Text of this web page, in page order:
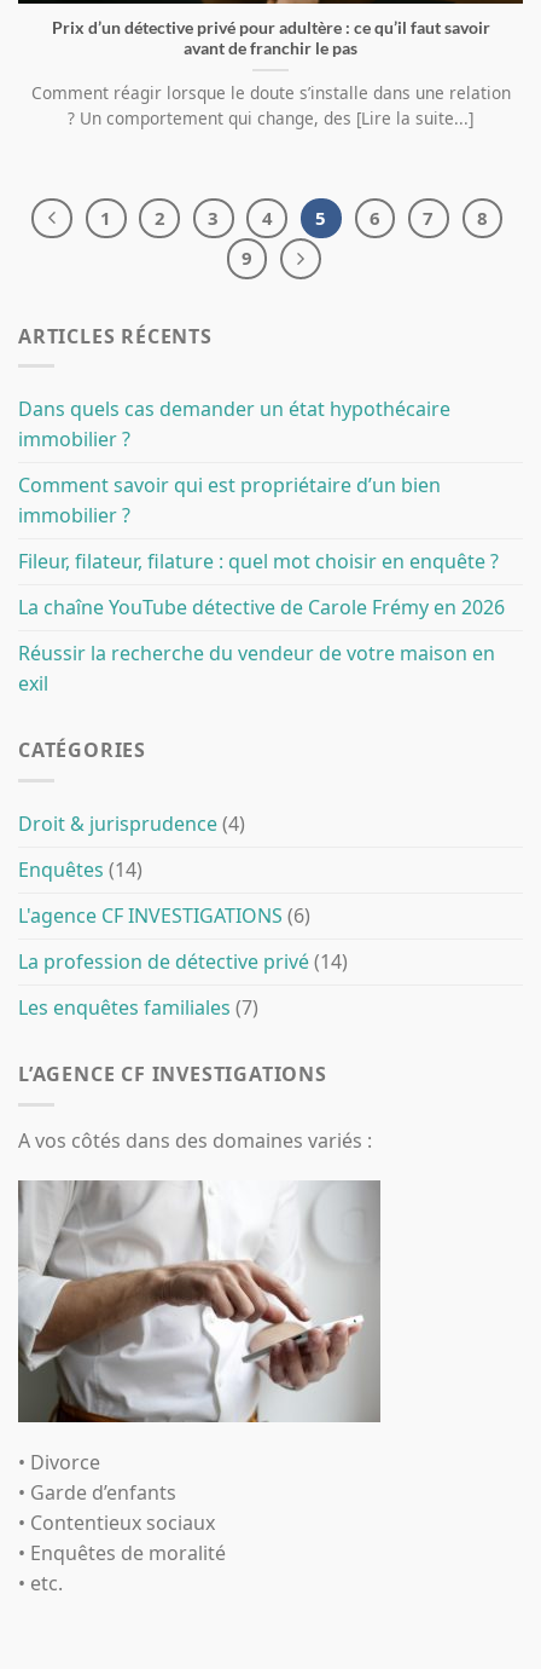
Prix d’un détective privé pour adultère : ce qu’il faut savoir
avant de franchir le pas
Comment réagir lorsque le doute s’installe dans une relation
? Un comportement qui change, des [Lire la suite...]
1 2 3 4 5 6 7
8
9
ARTICLES RÉCENTS
Dans quels cas demander un état hypothécaire
immobilier ?
Comment savoir qui est propriétaire d’un bien
immobilier ?
Fileur, filateur, filature : quel mot choisir en enquête ?
La chaîne YouTube détective de Carole Frémy en 2026
Réussir la recherche du vendeur de votre maison en
exil
CATÉGORIES
Droit & jurisprudence(4)
Enquêtes (14)
L'agence CF INVESTIGATIONS (6)
La profession de détective privé(14)
Les enquêtes familiales (7)
L’AGENCE CF INVESTIGATIONS
A vos côtés dans des domaines variés :
• Divorce
• Garde d’enfants
• Contentieux sociaux
• Enquêtes de moralité
• etc.